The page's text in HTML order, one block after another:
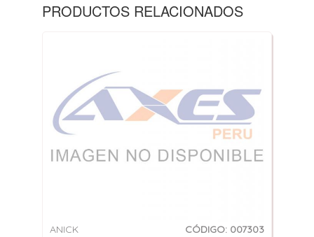
PRODUCTOS RELACIONADOS
ANICK CÓDIGO: 007303